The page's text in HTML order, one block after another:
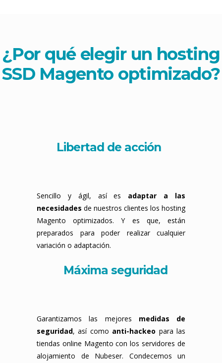
¿Por qué elegir un hosting
SSD Magento optimizado?
Libertad de acción
Sencillo y ágil, así es adaptar a las
necesidades de nuestros clientes los hosting
Magento optimizados. Y es que, están
preparados para poder realizar cualquier
variación o adaptación.
Máxima seguridad
Garantizamos las mejores medidas de
seguridad, así como anti-hackeo para las
tiendas online Magento con los servidores de
alojamiento de Nubeser. Condecemos un